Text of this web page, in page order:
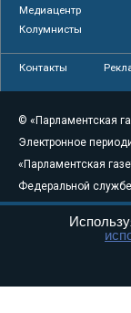
Медиацентр
Колумнисты
Контакты
© «Парламентская
Электронное
«Парламентская
Федеральной
связи,
массовых
Свидетельство о